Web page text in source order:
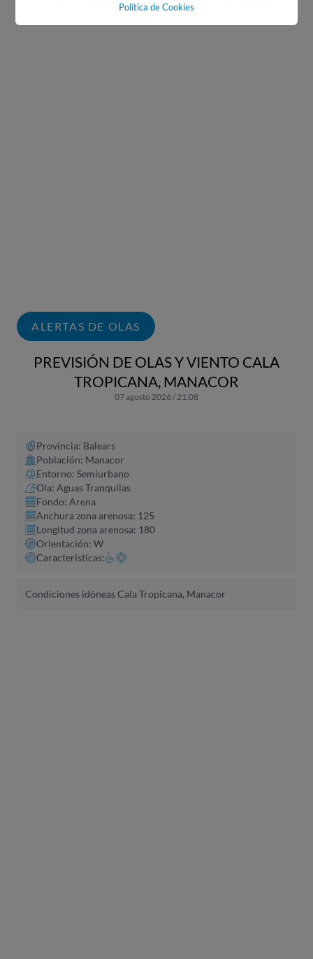
ALERTAS DE OLAS
PREVISIÓN DE OLAS Y VIENTO CALA
TROPICANA, MANACOR
07 agosto 2026 / 21:08
Provincia: Balears
Población: Manacor
Entorno: Semiurbano
Ola: Aguas Tranquilas
Fondo: Arena
Anchura zona arenosa: 125
Longitud zona arenosa: 180
Orientación: W
Características:
Condiciones idóneas Cala Tropicana, Manacor
Política de Cookies